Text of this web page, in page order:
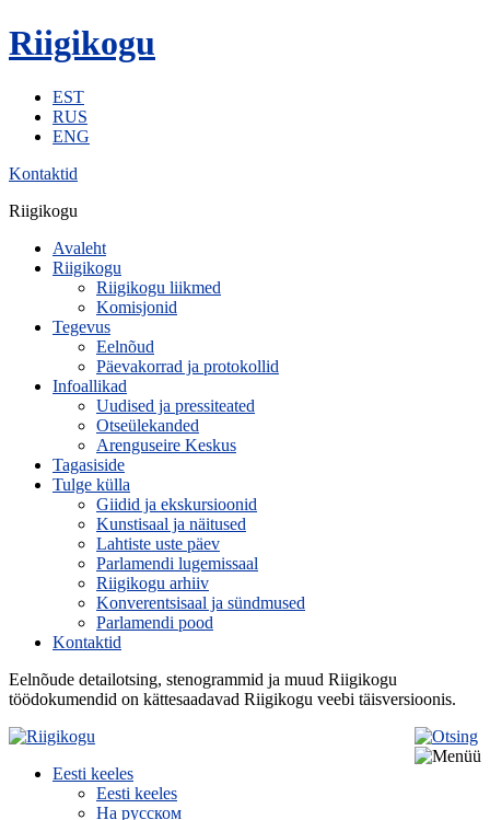
Riigikogu
EST
RUS
ENG
Kontaktid
Riigikogu
Avaleht
Riigikogu
Riigikogu liikmed
Komisjonid
Tegevus
Eelnõud
Päevakorrad ja protokollid
Infoallikad
Uudised ja pressiteated
Otseülekanded
Arenguseire Keskus
Tagasiside
Tulge külla
Giidid ja ekskursioonid
Kunstisaal ja näitused
Lahtiste uste päev
Parlamendi lugemissaal
Riigikogu arhiiv
Konverentsisaal ja sündmused
Parlamendi pood
Kontaktid
Eelnõude detailotsing, stenogrammid ja muud Riigikogu
töödokumendid on kättesaadavad Riigikogu veebi täisversioonis.
Eesti keeles
Eesti keeles
На русском